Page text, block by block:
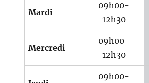
Mardi
09h00-
12h30
Mercredi
09h00-
12h30
09h00-